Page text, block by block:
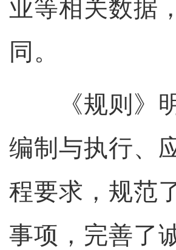
业等相关数据
同。
《规则》明
编制与执行、
程要求，规范
事项，完善了